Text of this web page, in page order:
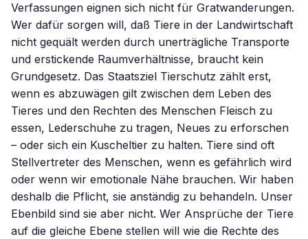
Verfassungen eignen sich nicht für Gratwanderungen.
Wer dafür sorgen will, daß Tiere in der Landwirtschaft
nicht gequält werden durch unerträgliche Transporte
und erstickende Raumverhältnisse, braucht kein
Grundgesetz. Das Staatsziel Tierschutz zählt erst,
wenn es abzuwägen gilt zwischen dem Leben des
Tieres und den Rechten des Menschen Fleisch zu
essen, Lederschuhe zu tragen, Neues zu erforschen
– oder sich ein Kuscheltier zu halten. Tiere sind oft
Stellvertreter des Menschen, wenn es gefährlich wird
oder wenn wir emotionale Nähe brauchen. Wir haben
deshalb die Pflicht, sie anständig zu behandeln. Unser
Ebenbild sind sie aber nicht. Wer Ansprüche der Tiere
auf die gleiche Ebene stellen will wie die Rechte des